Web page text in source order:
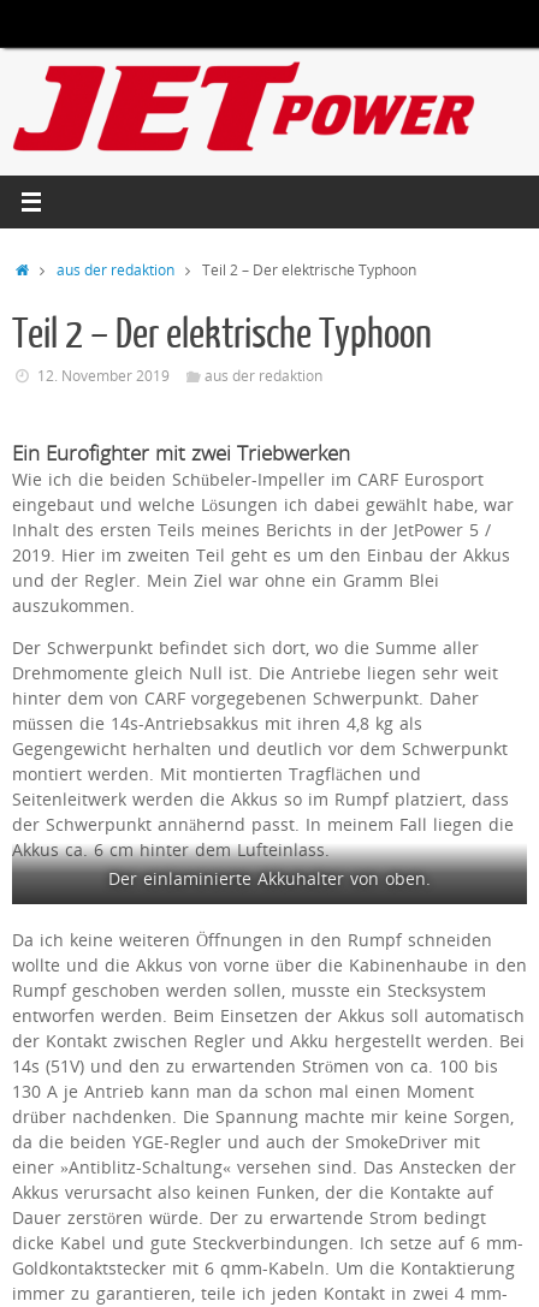
springen
Startaus der redaktion Teil 2 – Der elektrische Typhoon
Teil 2 – Der elektrische Typhoon
12. November 2019 aus der redaktion
Ein Eurofighter mit zwei Triebwerken
Wie ich die beiden Schübeler-Impeller im CARF Eurosport
eingebaut und welche Lösungen ich dabei gewählt habe, war
Inhalt des ersten Teils meines Berichts in der JetPower 5 /
2019. Hier im zweiten Teil geht es um den Einbau der Akkus
und der Regler. Mein Ziel war ohne ein Gramm Blei
auszukommen.
Der Schwerpunkt befindet sich dort, wo die Summe aller
Drehmomente gleich Null ist. Die Antriebe liegen sehr weit
hinter dem von CARF vorgegebenen Schwerpunkt. Daher
müssen die 14s-Antriebsakkus mit ihren 4,8 kg als
Gegengewicht herhalten und deutlich vor dem Schwerpunkt
montiert werden. Mit montierten Tragflächen und
Seitenleitwerk werden die Akkus so im Rumpf platziert, dass
der Schwerpunkt annähernd passt. In meinem Fall liegen die
Akkus ca. 6 cm hinter dem Lufteinlass.
Der einlaminierte Akkuhalter von oben.
Da ich keine weiteren Öffnungen in den Rumpf schneiden
wollte und die Akkus von vorne über die Kabinenhaube in den
Rumpf geschoben werden sollen, musste ein Stecksystem
entworfen werden. Beim Einsetzen der Akkus soll automatisch
der Kontakt zwischen Regler und Akku hergestellt werden. Bei
14s (51V) und den zu erwartenden Strömen von ca. 100 bis
130 A je Antrieb kann man da schon mal einen Moment
drüber nachdenken. Die Spannung machte mir keine Sorgen,
da die beiden YGE-Regler und auch der SmokeDriver mit
einer »Antiblitz-Schaltung« versehen sind. Das Anstecken der
Akkus verursacht also keinen Funken, der die Kontakte auf
Dauer zerstören würde. Der zu erwartende Strom bedingt
dicke Kabel und gute Steckverbindungen. Ich setze auf 6 mm-
Goldkontaktstecker mit 6 qmm-Kabeln. Um die Kontaktierung
immer zu garantieren, teile ich jeden Kontakt in zwei 4 mm-